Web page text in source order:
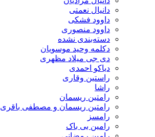
دانیال نعمتی
داوود فشکی
داوود منصوری
دسته‌بندی نشده
دکلمه وحید موسویان
دی جی میلاد مظهری
دیاکو احمدی
راستین وقاری
راشا
رامتین ریسمان
رامتین ریسمان و مصطفی باقری
رامسز
رامین بی باک